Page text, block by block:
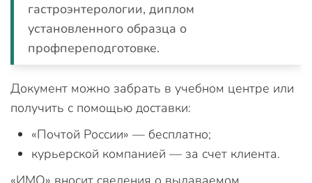
гастроэнтерологии, диплом
установленного образца о
профпереподготовке.
Документ можно забрать в учебном центре или
получить с помощью доставки:
«Почтой России» — бесплатно;
курьерской компанией — за счет клиента.